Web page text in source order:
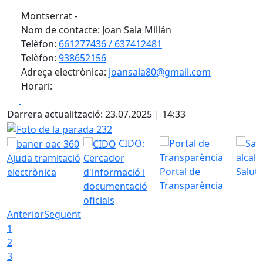
Montserrat -
Nom de contacte: Joan Sala Millán
Telèfon: 661277436 / 637412481
Telèfon: 938652156
Adreça electrònica: joansala80@gmail.com
Horari:
Darrera actualització: 23.07.2025 | 14:33
Foto de la parada 232
Ajuda tramitació
electrònica
CIDO:
Cercador
d'informació i
documentació
oficials
Portal de
Transparència
AnteriorSegüent
1
2
3